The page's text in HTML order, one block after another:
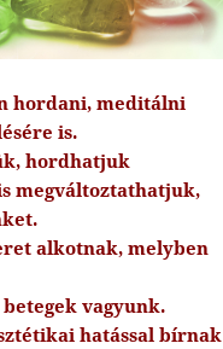
hordani, meditálni
is.
hordhatjuk
megváltoztathatjuk,
alkotnak, melyben
vagyunk.
hatással bírnak